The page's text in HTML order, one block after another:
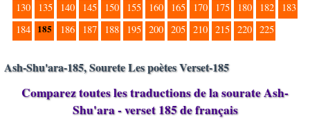
130
135 140 145 150 155 160 165 170 175 180 182
183
184 185 186 187 188 195 200 205 210 215 220 225
Ash-Shu'ara-185, Sourete Les poètes Verset-185
Comparez toutes les traductions de la sourate Ash-
Shu'ara - verset 185 de français